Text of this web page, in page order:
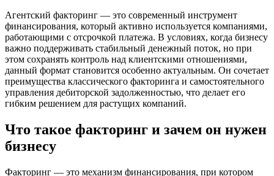
Агентский факторинг — это современный инструмент
финансирования, который активно используется компаниями,
работающими с отсрочкой платежа. В условиях, когда бизнесу
важно поддерживать стабильный денежный поток, но при
этом сохранять контроль над клиентскими отношениями,
данный формат становится особенно актуальным. Он сочетает
преимущества классического факторинга и самостоятельного
управления дебиторской задолженностью, что делает его
гибким решением для растущих компаний.
Что такое факторинг и зачем он нужен
бизнесу
Факторинг — это механизм финансирования, при котором